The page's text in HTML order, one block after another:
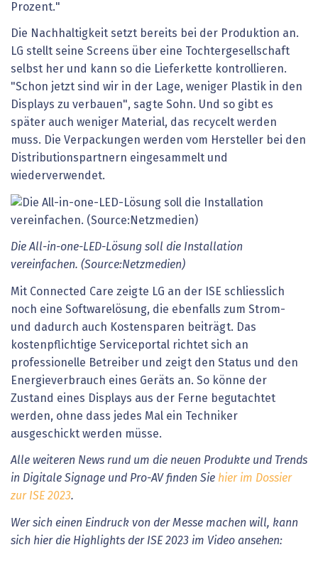
Prozent."
Die Nachhaltigkeit setzt bereits bei der Produktion an.
LG stellt seine Screens über eine Tochtergesellschaft
selbst her und kann so die Lieferkette kontrollieren.
"Schon jetzt sind wir in der Lage, weniger Plastik in den
Displays zu verbauen", sagte Sohn. Und so gibt es
später auch weniger Material, das recycelt werden
muss. Die Verpackungen werden vom Hersteller bei den
Distributionspartnern eingesammelt und
wiederverwendet.
Die All-in-one-LED-Lösung soll die Installation
vereinfachen. (Source:Netzmedien)
Mit Connected Care zeigte LG an der ISE schliesslich
noch eine Softwarelösung, die ebenfalls zum Strom-
und dadurch auch Kostensparen beiträgt. Das
kostenpflichtige Serviceportal richtet sich an
professionelle Betreiber und zeigt den Status und den
Energieverbrauch eines Geräts an. So könne der
Zustand eines Displays aus der Ferne begutachtet
werden, ohne dass jedes Mal ein Techniker
ausgeschickt werden müsse.
Alle weiteren News rund um die neuen Produkte und Trends
in Digitale Signage und Pro-AV finden Sie hier im Dossier
zur ISE 2023.
Wer sich einen Eindruck von der Messe machen will, kann
sich hier die Highlights der ISE 2023 im Video ansehen: